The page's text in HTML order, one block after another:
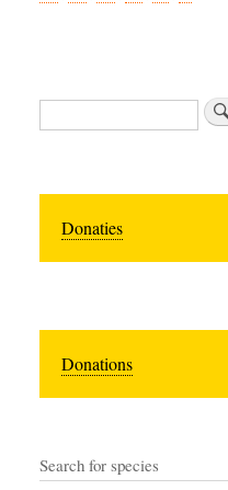
Zoeken
Donaties
Donations
Search for species